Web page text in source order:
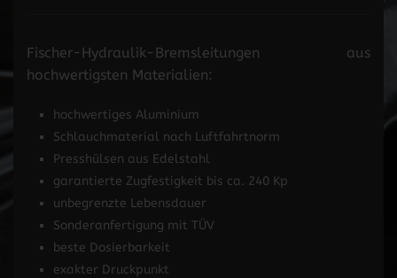
Fischer-Hydraulik-Bremsleitungen aus
hochwertigsten Materialien:
hochwertiges Aluminium
Schlauchmaterial nach Luftfahrtnorm
Presshülsen aus Edelstahl
garantierte Zugfestigkeit bis ca. 240 Kp
unbegrenzte Lebensdauer
Sonderanfertigung mit TÜV
beste Dosierbarkeit
exakter Druckpunkt